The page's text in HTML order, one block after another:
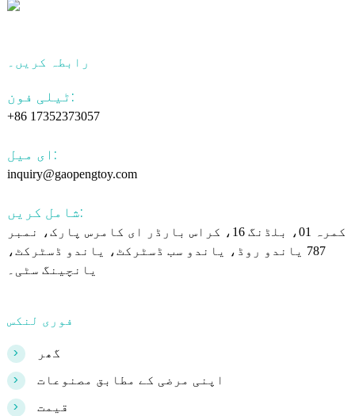
رابطہ کریں۔
ٹیلی فون:
+86 17352373057
ای میل:
inquiry@gaopengtoy.com
شامل کریں:
کمرہ 01، بلڈنگ 16، کراس بارڈر ای کامرس پارک، نمبر
787 یاندو روڈ، یاندو سب ڈسٹرکٹ، یاندو ڈسٹرکٹ،
یانچینگ سٹی۔
فوری لنکس
> گھر
> اپنی مرضی کے مطابق مصنوعات
> قیمت